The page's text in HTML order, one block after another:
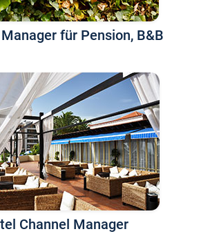
für Pension, B&B
Channel Manager